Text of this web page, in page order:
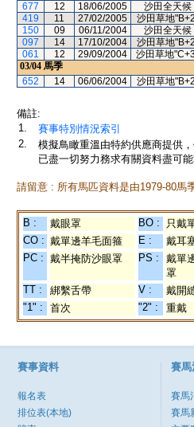
677
12 18/06/2005 沙田全天候
419
11 27/02/2005 沙田草地
150
09 06/11/2004 沙田全天候
097
14 17/10/2004 沙田草地
061
12 29/09/2004 沙田草地
03/04 馬季
652
14 06/06/2004 沙田草地
備註:
1.
賽事特別情況索引
2.
模擬鳥瞰重溫由特約供應商提供
已盡一切努力務求有關資料盡可
請留意 : 所有馬匹資料是由1979-80馬
B : 戴眼罩 BO : 只戴
CO : 戴單邊羊毛面箍 E : 戴耳
PC : 戴半掩防沙眼罩 PS :
戴單
罩
TT : 綁繫舌帶 V : 戴開
"1" :
首次 "2" : 重戴
賽事資料
報名表
排位表(本地)
賽馬
賽馬
賽馬